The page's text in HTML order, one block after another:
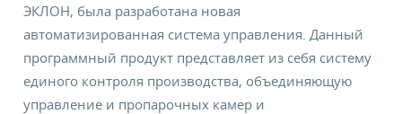
ЭКЛОН, была разработана новая
автоматизированная система управления. Данный
программный продукт представляет из себя систему
единого контроля производства, объединяющую
управление и пропарочных камер и